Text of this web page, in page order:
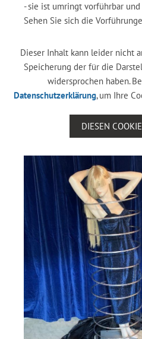
- sie ist umringt vorführbar
Sehen Sie sich die
Dieser Inhalt kann leider nicht
Speicherung der für die
widersprochen haben.
Datenschutzerklärung, um Ihre
DIESEN